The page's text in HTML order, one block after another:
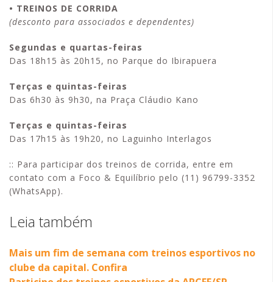
• TREINOS DE CORRIDA
(desconto para associados e dependentes)
Segundas e quartas-feiras
Das 18h15 às 20h15, no Parque do Ibirapuera
Terças e quintas-feiras
Das 6h30 às 9h30, na Praça Cláudio Kano
Terças e quintas-feiras
Das 17h15 às 19h20, no Laguinho Interlagos
:: Para participar dos treinos de corrida, entre em
contato com a Foco & Equilíbrio pelo (11) 96799-3352
(WhatsApp).
Leia também
Mais um fim de semana com treinos esportivos no
clube da capital. Confira